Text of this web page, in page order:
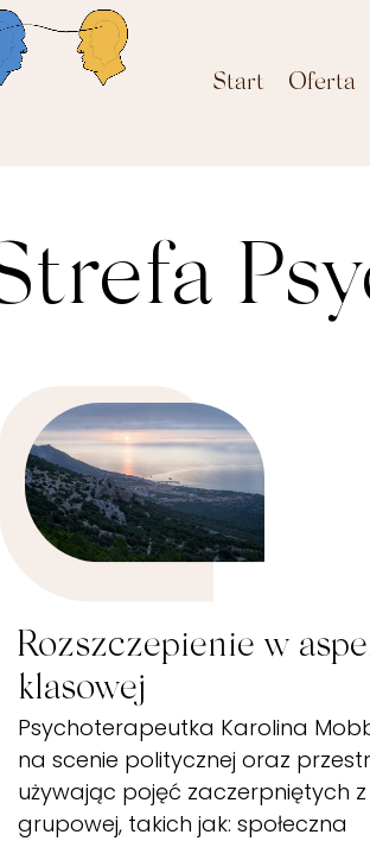
Start Oferta
Rozszczepienie w
klasowej
Psychoterapeutka Karolina
na scenie politycznej oraz
używając pojęć zaczerpniętych
grupowej, takich jak: społeczna